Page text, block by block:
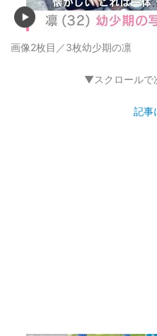
画像2枚目／3枚幼少期の凛
▼スクロールで
記事